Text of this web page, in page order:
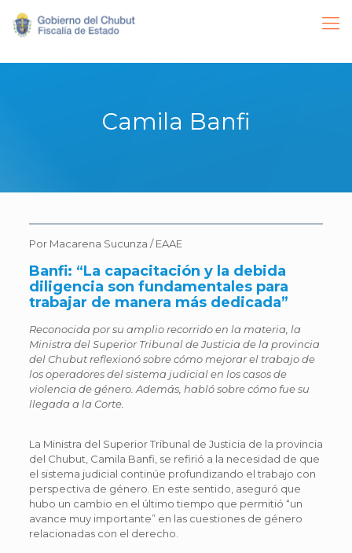
Camila Banfi
Por Macarena Sucunza / EAAE
Banfi: “La capacitación y la debida
diligencia son fundamentales para
trabajar de manera más dedicada”
Reconocida por su amplio recorrido en la materia, la
Ministra del Superior Tribunal de Justicia de la provincia
del Chubut reflexionó sobre cómo mejorar el trabajo de
los operadores del sistema judicial en los casos de
violencia de género. Además, habló sobre cómo fue su
llegada a la Corte.
La Ministra del Superior Tribunal de Justicia de la provincia
del Chubut, Camila Banfi, se refirió a la necesidad de que
el sistema judicial continúe profundizando el trabajo con
perspectiva de género. En este sentido, aseguró que
hubo un cambio en el último tiempo que permitió “un
avance muy importante” en las cuestiones de género
relacionadas con el derecho.